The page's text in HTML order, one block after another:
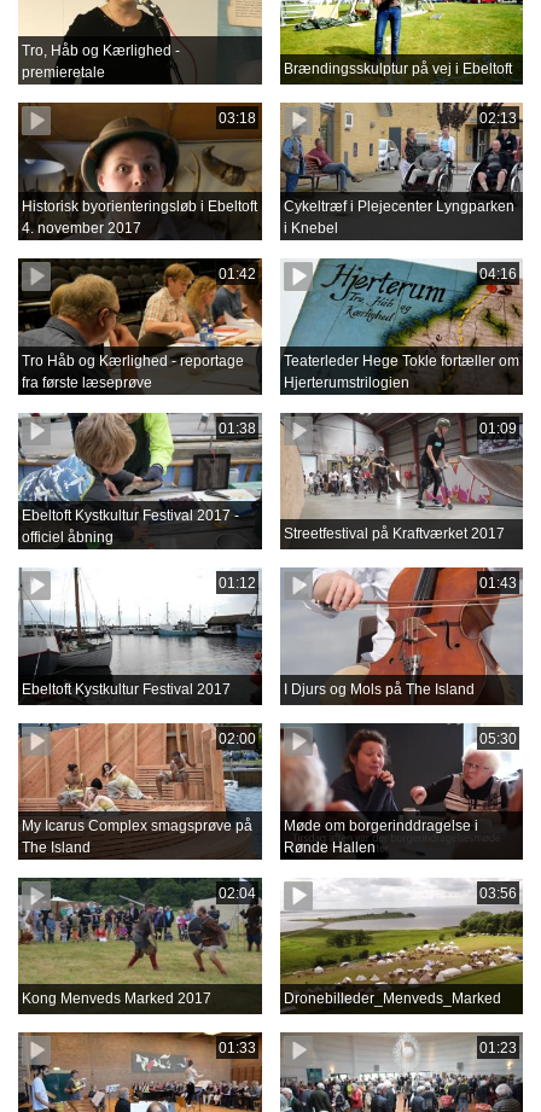
Tro, Håb og Kærlighed -
premieretale
Brændingsskulptur på vej i Ebeltoft
03:18
Historisk byorienteringsløb i Ebeltoft
4. november 2017
02:13
Cykeltræf i Plejecenter Lyngparken
i Knebel
01:42
Tro Håb og Kærlighed - reportage
fra første læseprøve
04:16
Teaterleder Hege Tokle fortæller om
Hjerterumstrilogien
01:38
Ebeltoft Kystkultur Festival 2017 -
officiel åbning
01:09
Streetfestival på Kraftværket 2017
01:12
Ebeltoft Kystkultur Festival 2017
01:43
I Djurs og Mols på The Island
02:00
My Icarus Complex smagsprøve på
The Island
05:30
Møde om borgerinddragelse i
Rønde Hallen
02:04
Kong Menveds Marked 2017
03:56
Dronebilleder_Menveds_Marked
01:33 01:23